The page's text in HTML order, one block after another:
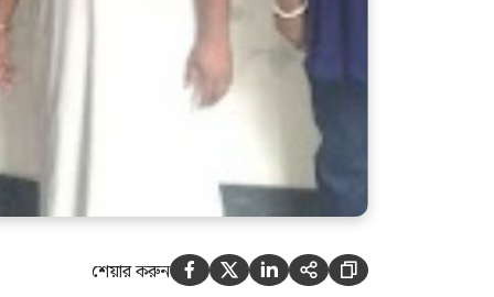
ড্যাবের চিকিৎসক সমাবেশের
শেয়ার করুন     